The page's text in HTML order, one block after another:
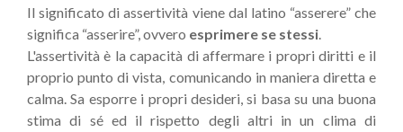
Il significato di assertività viene dal latino “asserere” che
significa “asserire”, ovvero esprimere se stessi.
L'assertività è la capacità di affermare i propri diritti e il
proprio punto di vista, comunicando in maniera diretta e
calma. Sa esporre i propri desideri, si basa su una buona
stima di sé ed il rispetto degli altri in un clima di